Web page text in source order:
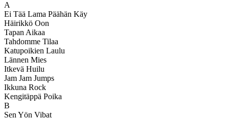
A
Ei Tää Lama Päähän Käy
Häirikkö Oon
Tapan Aikaa
Tahdomme Tilaa
Katupoikien Laulu
Lännen Mies
Itkevä Huilu
Jam Jam Jumps
Ikkuna Rock
Kengitäppä Poika
B
Sen Yön Vibat